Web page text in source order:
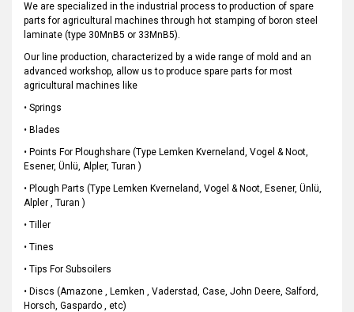
We are specialized in the industrial process to production of spare
parts for agricultural machines through hot stamping of boron steel
laminate (type 30MnB5 or 33MnB5).
Our line production, characterized by a wide range of mold and an
advanced workshop, allow us to produce spare parts for most
agricultural machines like
• Springs
• Blades
• Points For Ploughshare (Type Lemken Kverneland, Vogel & Noot,
Esener, Ünlü, Alpler, Turan )
• Plough Parts (Type Lemken Kverneland, Vogel & Noot, Esener, Ünlü,
Alpler , Turan )
• Tiller
• Tines
• Tips For Subsoilers
• Discs (Amazone , Lemken , Vaderstad, Case, John Deere, Salford,
Horsch, Gaspardo , etc)